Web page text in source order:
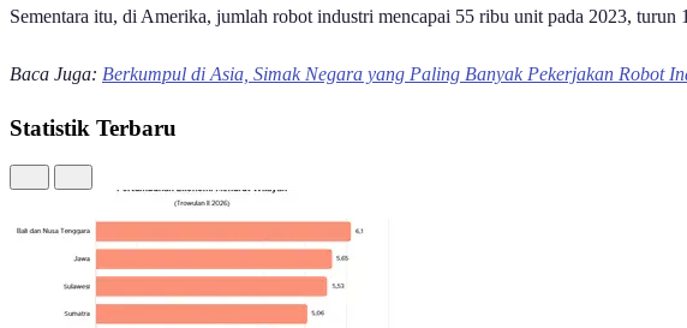
Sementara itu, di Amerika, jumlah robot industri mencapai 55 ribu unit pada 2023, turun
Baca Juga: Berkumpul di Asia, Simak Negara yang Paling Banyak Pekerjakan Robot
Statistik Terbaru